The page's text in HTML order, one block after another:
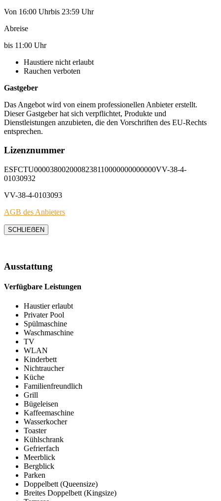
Von 16:00 Uhrbis 23:59 Uhr
Abreise
bis 11:00 Uhr
Haustiere nicht erlaubt
Rauchen verboten
Gastgeber
Das Angebot wird von einem professionellen Anbieter erstellt.
Dieser Gastgeber hat sich verpflichtet, Produkte und
Dienstleistungen anzubieten, die den Vorschriften des EU-Rechts
entsprechen.
Lizenznummer
ESFCTU0000380020008238110000000000000VV-38-4-
01030932
VV-38-4-0103093
AGB des Anbieters
SCHLIEẞEN
Ausstattung
Verfügbare Leistungen
Haustier erlaubt
Privater Pool
Spülmaschine
Waschmaschine
TV
WLAN
Kinderbett
Nichtraucher
Küche
Familienfreundlich
Grill
Bügeleisen
Kaffeemaschine
Wasserkocher
Toaster
Kühlschrank
Gefrierfach
Meerblick
Bergblick
Parken
Doppelbett (Queensize)
Breites Doppelbett (Kingsize)